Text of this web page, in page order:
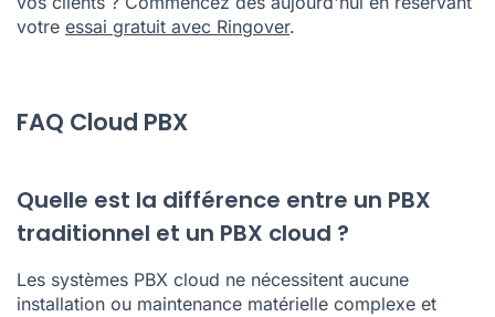
votre essai gratuit avec Ringover.
FAQ Cloud PBX
Quelle est la différence entre un PBX
traditionnel et un PBX cloud ?
Les systèmes PBX cloud ne nécessitent aucune
installation ou maintenance matérielle complexe et